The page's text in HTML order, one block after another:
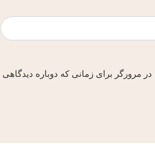
مرورگر برای زمانی که دوباره دیدگاهی